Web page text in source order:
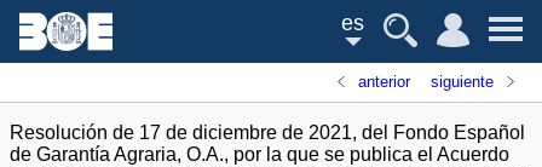
es
anterior siguiente
Resolución de 17 de diciembre de 2021, del Fondo Español
de Garantía Agraria, O.A., por la que se publica el Acuerdo